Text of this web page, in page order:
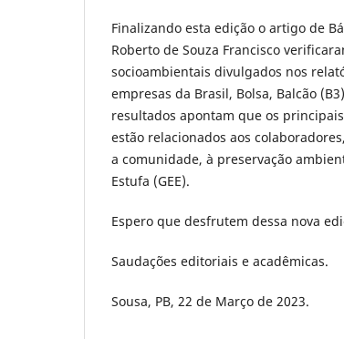
Finalizando esta edição o artigo de
Roberto de Souza Francisco
socioambientais divulgados nos
empresas da Brasil, Bolsa, Balcão
resultados apontam que os
estão relacionados aos
a comunidade, à preservação
Estufa (GEE).
Espero que desfrutem dessa nova
Saudações editoriais e acadêmicas.
Sousa, PB, 22 de Março de 2023.